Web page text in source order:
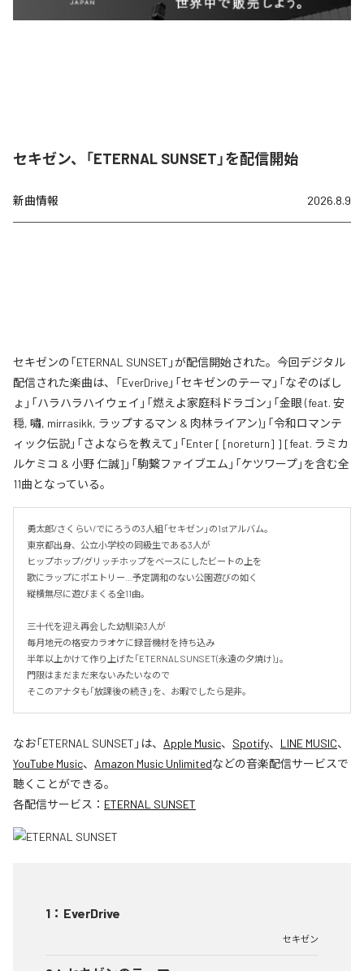
セキゼン、「ETERNAL SUNSET」を配信開始
新曲情報 2026.8.9
セキゼンの「ETERNAL SUNSET」が配信開始された。今回デジタル
配信された楽曲は、「EverDrive」「セキゼンのテーマ」「なぞのばし
ょ」「ハラハラハイウェイ」「燃えよ家庭科ドラゴン」「金眼 (feat. 安
穏, 嘯, mirrasikk, ラップするマン & 肉林ライアン)」「令和ロマンテ
ィック伝説」「さよならを教えて」「Enter [ [noreturn] ] [feat. ラミカ
ルケミコ & 小野 仁誠]」「駒繋ファイブエム」「ケツワープ」を含む全
11曲となっている。
勇太郎/さくらい/でにろうの3人組「セキゼン」の1stアルバム。
東京都出身、公立小学校の同級生である3人が
ヒップホップ/グリッチホップをベースにしたビートの上を
歌にラップにポエトリー…予定調和のない公園遊びの如く
縦横無尽に遊びまくる全11曲。
三十代を迎え再会した幼馴染3人が
毎月地元の格安カラオケに録音機材を持ち込み
半年以上かけて作り上げた「ETERNAL SUNSET(永遠の夕焼け)」。
門限はまだまだ来ないみたいなので
そこのアナタも「放課後の続き」を、お暇でしたら是非。
なお「ETERNAL SUNSET 」は、 Apple Music、 Spotify、 LINE MUSIC、
YouTube Music、 Amazon Music Unlimitedなどの音楽配信サービスで
聴くことができる。
各配信サービス： ETERNAL SUNSET
1 ： EverDrive
セキゼン